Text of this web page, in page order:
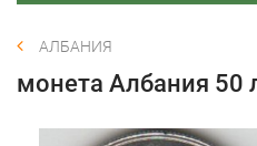
АЛБАНИЯ
монета Албания 50